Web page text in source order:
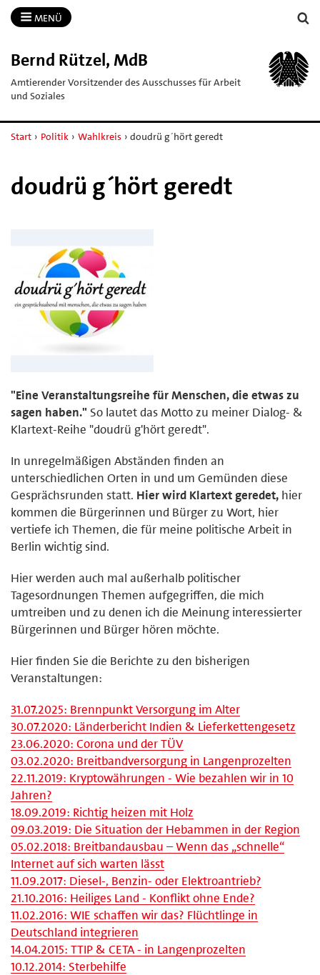
MENÜ
Bernd Rützel, MdB
Amtierender Vorsitzender des Ausschusses für Arbeit
und Soziales
Start › Politik › Wahlkreis › doudrü g´hört geredt
doudrü g´hört geredt
"Eine Veranstaltungsreihe für Menschen, die etwas zu
sagen haben." So lautet das Motto zu meiner Dialog- &
Klartext-Reihe "doudrü g'hört geredt".
In unregelmäßigen Abständen finden an
unterschiedlichen Orten in und um Gemünden diese
Gesprächsrunden statt. Hier wird Klartext geredet, hier
kommen die Bürgerinnen und Bürger zu Wort, hier
vertiefe ich Themen, die für meine politische Arbeit in
Berlin wichtig sind.
Hier werden auch mal außerhalb politischer
Tagesordnungen Themen aufgegriffen, die mich
umtreiben und zu denen ich die Meinung interessierter
Bürgerinnen und Bürger hören möchte.
Hier finden Sie die Berichte zu den bisherigen
Veranstaltungen:
31.07.2025: Brennpunkt Versorgung im Alter
30.07.2020: Länderbericht Indien & Lieferkettengesetz
23.06.2020: Corona und der TÜV
03.02.2020: Breitbandversorgung in Langenprozelten
22.11.2019: Kryptowährungen - Wie bezahlen wir in 10
Jahren?
18.09.2019: Richtig heizen mit Holz
09.03.2019: Die Situation der Hebammen in der Region
05.02.2018: Breitbandausbau – Wenn das „schnelle“
Internet auf sich warten lässt
11.09.2017: Diesel-, Benzin- oder Elektroantrieb?
21.10.2016: Heiliges Land - Konflikt ohne Ende?
11.02.2016: WIE schaffen wir das? Flüchtlinge in
Deutschland integrieren
14.04.2015: TTIP & CETA - in Langenprozelten
10.12.2014: Sterbehilfe